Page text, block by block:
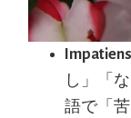
し」「
語で「